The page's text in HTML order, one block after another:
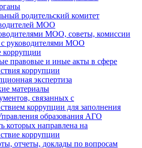
родительский комитет
МОО
МОО, советы, комиссии
руководителями МОО
коррупции
правовые и иные акты в сфере
коррупции
экспертиза
материалы
связанных с
коррупции для заполнения
образования АГО
которых направлена на
коррупции
отчеты, доклады по вопросам